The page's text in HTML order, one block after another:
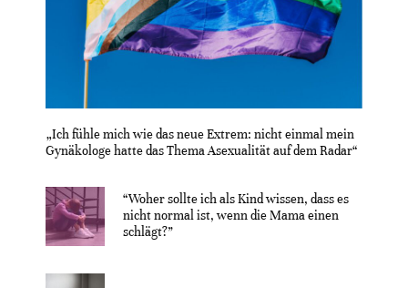
„Ich fühle mich wie das neue Extrem: nicht einmal mein
Gynäkologe hatte das Thema Asexualität auf dem Radar“
“Woher sollte ich als Kind wissen, dass es
nicht normal ist, wenn die Mama einen
schlägt?”